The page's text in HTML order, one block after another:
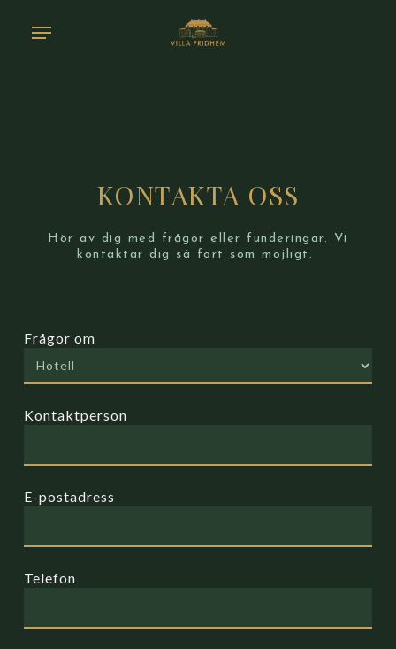
Menu
KONTAKTA OSS
Hör av dig med frågor eller funderingar. Vi
kontaktar dig så fort som möjligt.
Frågor om
Kontaktperson
E-postadress
Telefon